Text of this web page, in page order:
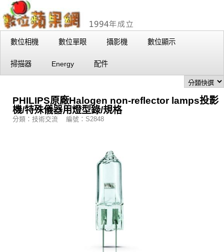
數位相機 數位單眼 攝影機 數位顯示
掃描器 Energy 配件
PHILIPS原廠Halogen non-reflector lamps投影
機/特殊儀器用燈型錄/規格
分類：技術交流 編號：S2848